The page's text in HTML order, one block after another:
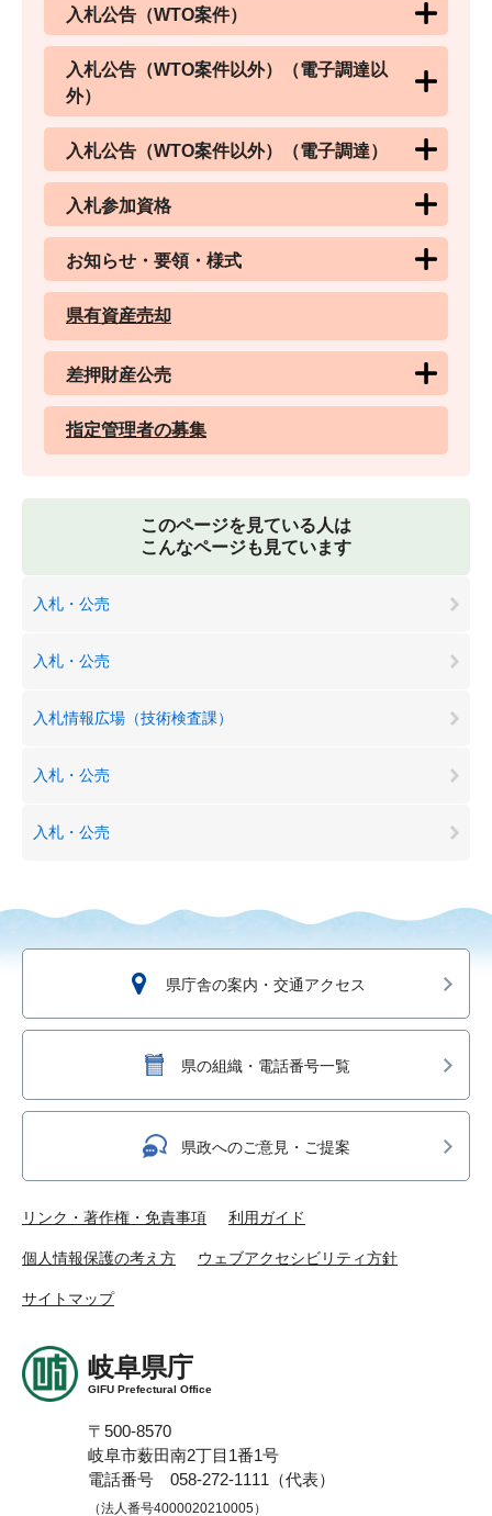
入札公告（WTO案件）
入札公告（WTO案件以外）（電子調達以
外）
入札公告（WTO案件以外）（電子調達）
入札参加資格
お知らせ・要領・様式
県有資産売却
差押財産公売
指定管理者の募集
このページを見ている人は
こんなページも見ています
入札・公売
入札・公売
入札情報広場（技術検査課）
入札・公売
入札・公売
県庁舎の案内・交通アクセス
県の組織・電話番号一覧
県政へのご意見・ご提案
リンク・著作権・免責事項 利用ガイド
個人情報保護の考え方 ウェブアクセシビリティ方針
サイトマップ
岐阜県庁
GIFU Prefectural Office
〒500-8570
岐阜市薮田南2丁目1番1号
電話番号 058-272-1111（代表）
（法人番号4000020210005）